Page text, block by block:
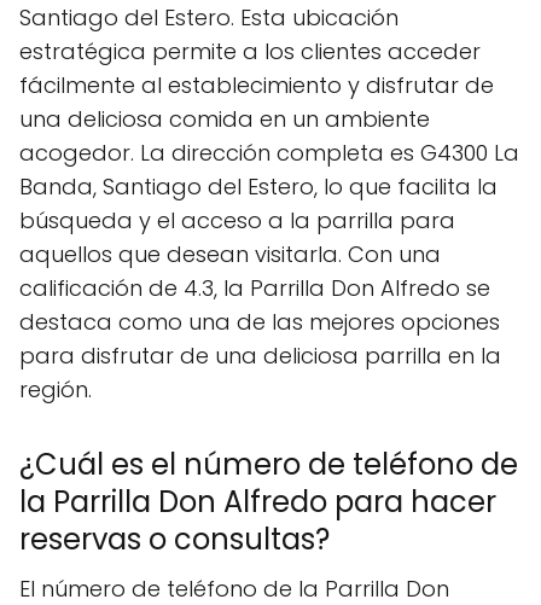
Santiago del Estero. Esta ubicación
estratégica permite a los clientes acceder
fácilmente al establecimiento y disfrutar de
una deliciosa comida en un ambiente
acogedor. La dirección completa es G4300 La
Banda, Santiago del Estero, lo que facilita la
búsqueda y el acceso a la parrilla para
aquellos que desean visitarla. Con una
calificación de 4.3, la Parrilla Don Alfredo se
destaca como una de las mejores opciones
para disfrutar de una deliciosa parrilla en la
región.
¿Cuál es el número de teléfono de
la Parrilla Don Alfredo para hacer
reservas o consultas?
El número de teléfono de la Parrilla Don